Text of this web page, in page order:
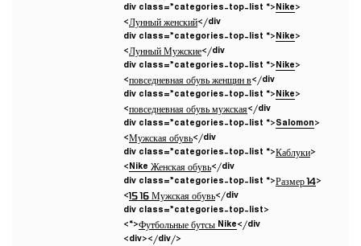
<div class=”categories-top-list “>
Nike
Лунный женский</div>
<div class=”categories-top-list “>
Nike
Лунный Мужские</div>
<div class=”categories-top-list “>
Nike
повседневная обувь женщин в</div>
<div class=”categories-top-list “>
Nike
повседневная обувь мужская</div>
<div class=”categories-top-list “>
Salomon
Мужская обувь</div>
<div class=”categories-top-list “>
Каблуки
Nike Женская обувь</div>
<div class=”categories-top-list “>
Размер 14
15 16 Мужская обувь</div>
<div class=”categories-top-list
“>Футбольные бутсы Nike</div>
</div></div>